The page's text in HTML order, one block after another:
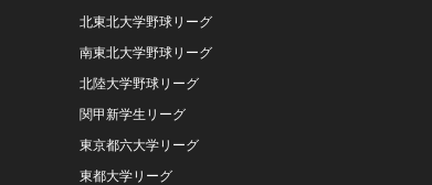
北東北大学野球リーグ
南東北大学野球リーグ
北陸大学野球リーグ
関甲新学生リーグ
東京都六大学リーグ
東都大学リーグ